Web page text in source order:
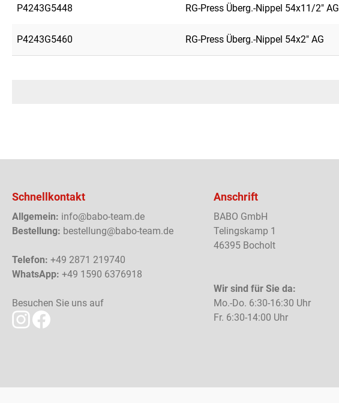
P4243G5448 RG-Press Überg.-Nippel 54x11/2" AG
P4243G5460 RG-Press Überg.-Nippel 54x2" AG
Schnellkontakt
Allgemein: info@babo-team.de
Bestellung: bestellung@babo-team.de
Telefon: +49 2871 219740
WhatsApp: +49 1590 6376918
Besuchen Sie uns auf
Anschrift
BABO GmbH
Telingskamp 1
46395 Bocholt
Wir sind für Sie da:
Mo.-Do. 6:30-16:30 Uhr
Fr. 6:30-14:00 Uhr